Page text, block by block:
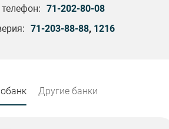
71-202-80-08
71-203-88-88, 1216
Другие банки